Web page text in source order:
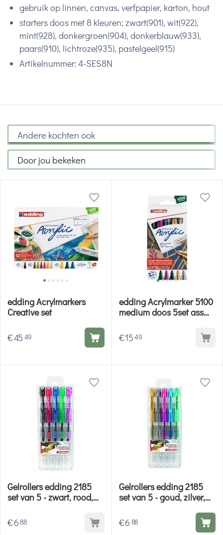
gebruik op linnen, canvas, verfpapier, karton, hout
starters doos met 8 kleuren; zwart(901), wit(922),
mint(928), donkergroen(904), donkerblauw(933),
paars(910), lichtroze(935), pastelgeel(915)
Artikelnummer: 4-SES8N
Andere kochten ook
Door jou bekeken
edding Acrylmarkers
Creative set
€45 49
edding Acrylmarker 5100
medium doos 5set ass
€1549
Gelrollers edding 2185
set van 5 - zwart, rood,
€688
Gelrollers edding 2185
set van 5 - goud, zilver,
€6 88